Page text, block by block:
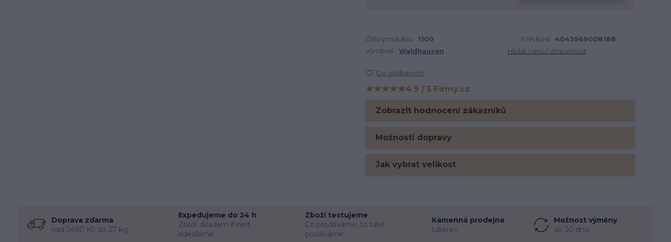
Číslo produktu: 1100 EAN kód:
4043969008188
Výrobce: Waldhausen Hlídat cenu / dostupnost
Do oblíbených
Hodnocení na Firmy.cz
★★★★★4.9 / 5 Firmy.cz
Zobrazit hodnocení zákazníků
Možnosti dopravy
Jak vybrat velikost
Doprava zdarma
nad 2490 Kč do 27 kg
Expedujeme do 24 h
Zboží skladem ihned
odesíláme
Zboží testujeme
Co prodáváme, to také
používáme
Kamenná prodejna
Liberec
Možnost výměny
do 30 dnů